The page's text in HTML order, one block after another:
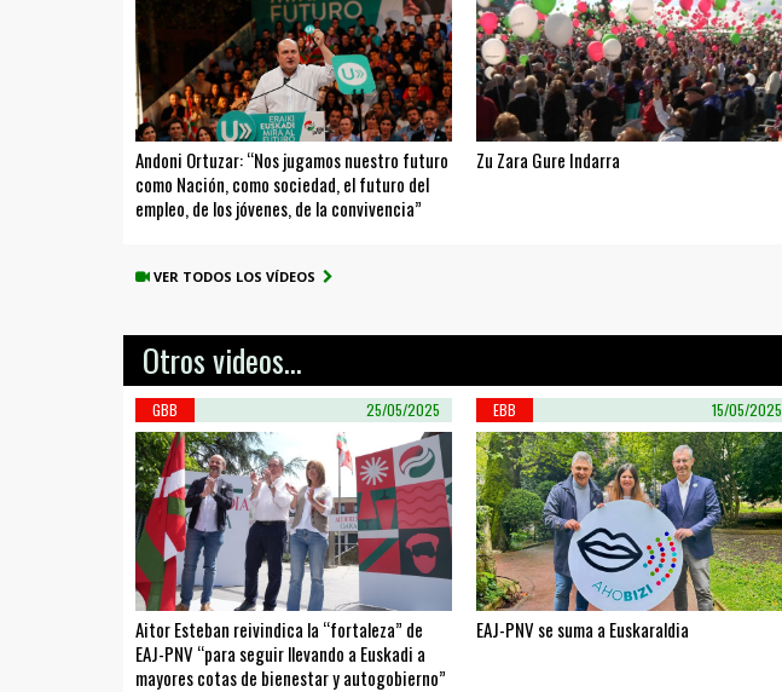
Andoni Ortuzar: “Nos jugamos nuestro futuro
como Nación, como sociedad, el futuro del
empleo, de los jóvenes, de la convivencia”
Zu Zara Gure Indarra
VER TODOS LOS VÍDEOS
Otros videos...
GBB 25/05/2025
Aitor Esteban reivindica la “fortaleza” de
EAJ-PNV “para seguir llevando a Euskadi a
mayores cotas de bienestar y autogobierno”
EBB 15/05/2025
EAJ-PNV se suma a Euskaraldia